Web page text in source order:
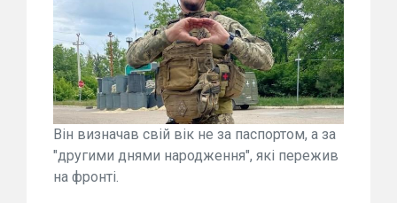
Він визначав свій вік не за паспортом, а за
"другими днями народження", які пережив
на фронті.